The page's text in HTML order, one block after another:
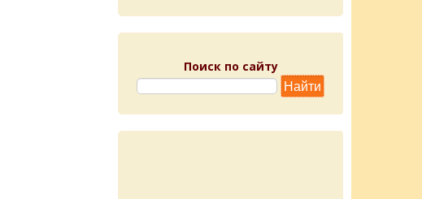
Поиск по сайту